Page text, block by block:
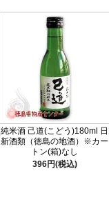
純米酒 己道(こどう)180ml 日
新酒類（徳島の地酒）※カー
トン(箱)なし
396円(税込)